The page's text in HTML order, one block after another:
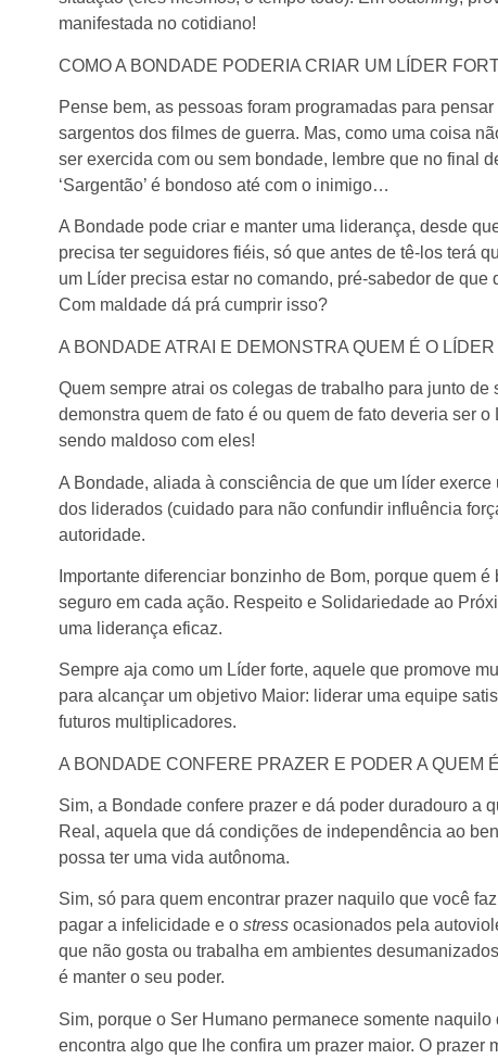
manifestada no cotidiano!
COMO A BONDADE PODERIA CRIAR UM LÍDER
Pense bem, as pessoas foram programadas para
sargentos dos filmes de guerra. Mas, como uma coisa
ser exercida com ou sem bondade, lembre que no final
‘Sargentão’ é bondoso até com o inimigo…
A Bondade pode criar e manter uma liderança, desde
precisa ter seguidores fiéis, só que antes de tê-los terá
um Líder precisa estar no comando, pré-sabedor de
Com maldade dá prá cumprir isso?
A BONDADE ATRAI E DEMONSTRA QUEM É O
Quem sempre atrai os colegas de trabalho para junto
demonstra quem de fato é ou quem de fato deveria ser
sendo maldoso com eles!
A Bondade, aliada à consciência de que um líder
dos liderados (cuidado para não confundir influência
autoridade.
Importante diferenciar bonzinho de Bom, porque quem
seguro em cada ação. Respeito e Solidariedade ao
uma liderança eficaz.
Sempre aja como um Líder forte, aquele que promove
para alcançar um objetivo Maior: liderar uma equipe
futuros multiplicadores.
A BONDADE CONFERE PRAZER E PODER A QUEM
Sim, a Bondade confere prazer e dá poder duradouro a
Real, aquela que dá condições de independência ao
possa ter uma vida autônoma.
Sim, só para quem encontrar prazer naquilo que você
pagar a infelicidade e o stressocasionados pela
que não gosta ou trabalha em ambientes
é manter o seu poder.
Sim, porque o Ser Humano permanece somente
encontra algo que lhe confira um prazer maior. O prazer